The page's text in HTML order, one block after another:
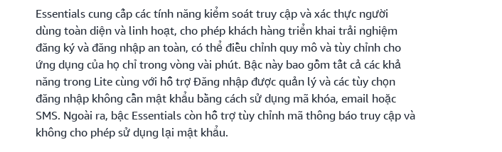
Essentials cung cấp các tính năng kiểm soát truy cập và xác thực người
dùng toàn diện và linh hoạt, cho phép khách hàng triển khai trải nghiệm
đăng ký và đăng nhập an toàn, có thể điều chỉnh quy mô và tùy chỉnh cho
ứng dụng của họ chỉ trong vòng vài phút. Bậc này bao gồm tất cả các khả
năng trong Lite cùng với hỗ trợ Đăng nhập được quản lý và các tùy chọn
đăng nhập không cần mật khẩu bằng cách sử dụng mã khóa, email hoặc
SMS. Ngoài ra, bậc Essentials còn hỗ trợ tùy chỉnh mã thông báo truy cập và
không cho phép sử dụng lại mật khẩu.